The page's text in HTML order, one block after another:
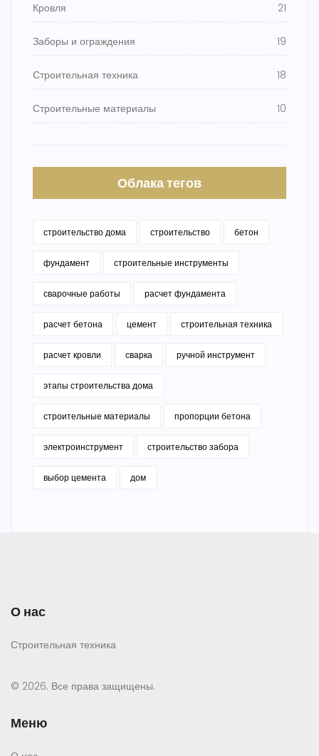
Кровля 21
Заборы и ограждения 19
Строительная техника 18
Строительные материалы 10
Облака тегов
строительство дома строительство бетон
фундамент строительные инструменты
сварочные работы расчет фундамента
расчет бетона цемент строительная техника
расчет кровли сварка ручной инструмент
этапы строительства дома
строительные материалы пропорции бетона
электроинструмент строительство забора
выбор цемента дом
О нас
Строительная техника
© 2026. Все права защищены.
Меню